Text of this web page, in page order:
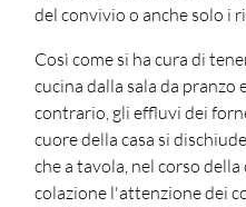
del convivio o anche solo i
Così come si ha cura di
cucina dalla sala da pranzo
contrario, gli effluvi dei
cuore della casa si
che a tavola, nel corso
colazione l'attenzione dei